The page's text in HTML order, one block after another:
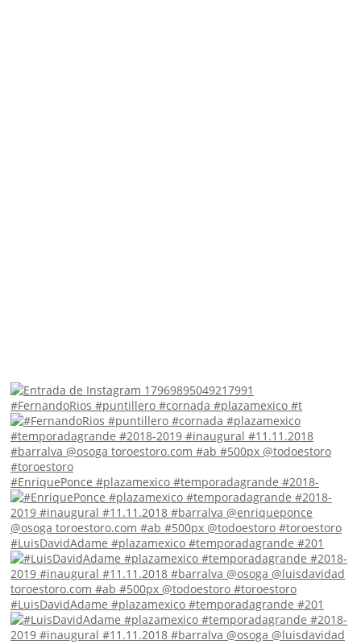
#FernandoRios #puntillero #cornada #plazamexico #t
#EnriquePonce #plazamexico #temporadagrande #2018-
#LuisDavidAdame #plazamexico #temporadagrande #201
#LuisDavidAdame #plazamexico #temporadagrande #201